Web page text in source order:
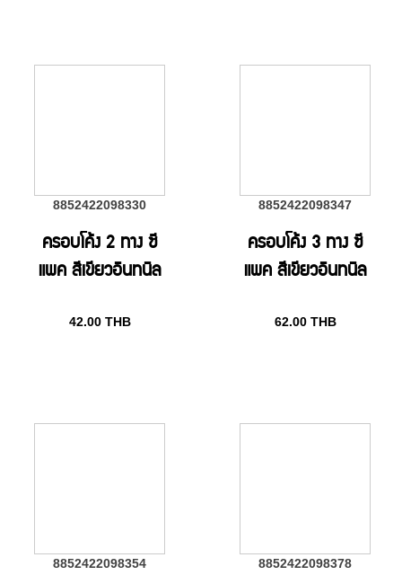
8852422098330
ครอบโค้ง 2 ทาง ซี
แพค สีเขียวอินทนิล
42.00 THB
8852422098347
ครอบโค้ง 3 ทาง ซี
แพค สีเขียวอินทนิล
62.00 THB
8852422098354 8852422098378